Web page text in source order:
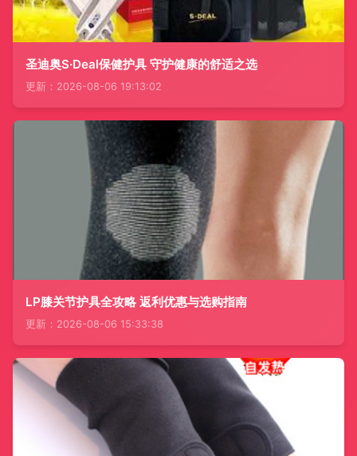
圣迪奥S·Deal保健护具 守护健康的舒适之选
更新：2026-08-06 19:13:02
LP膝关节护具全攻略 返利优惠与选购指南
更新：2026-08-06 15:33:38